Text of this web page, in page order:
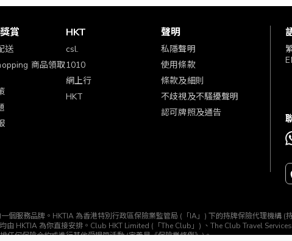
賞
送
商品領取
HKT
csl.
1010
網上行
HKT
聲明
私隱聲明
使用條款
條款及細則
不歧視及不騷擾聲明
認可牌照及通告
個服務品牌。HKTIA 為香港特別行政區保險業監管局 (「IA」) 下的持牌保險代理機構 (
由 HKTIA 為你直接安排。Club HKT Limited (「The Club」) 、The Club Travel
任何保險合約或進行其他受規管活動 (定義見《保險業條例》)。